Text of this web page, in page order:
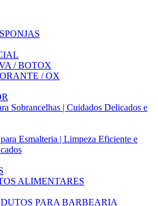
/ BOTOX
/ OX
Sobrancelhas | Cuidados Delicados e
Esmalteria | Limpeza Eficiente e
ALIMENTARES
PARA BARBEARIA